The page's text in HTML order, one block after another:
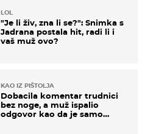
LOL
"Je li živ, zna li se?": Snimka s
Jadrana postala hit, radi li i
vaš muž ovo?
KAO IZ PIŠTOLJA
Dobacila komentar trudnici
bez noge, a muž ispalio
odgovor kao da je samo